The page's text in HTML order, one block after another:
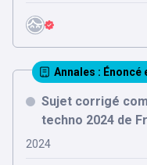
Annales : Énoncé
Sujet corrigé
techno 2024 de
2024